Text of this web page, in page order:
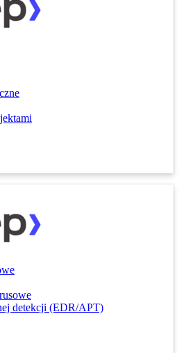
detekcji (EDR/APT)